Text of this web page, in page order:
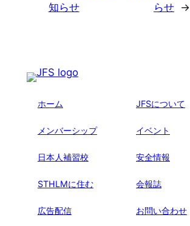
知らせ
らせ →
ホーム
メンバーシップ
日本人補習校
STHLMに住む
広告配信
JFSについて
イベント
安全情報
会報誌
お問い合わせ